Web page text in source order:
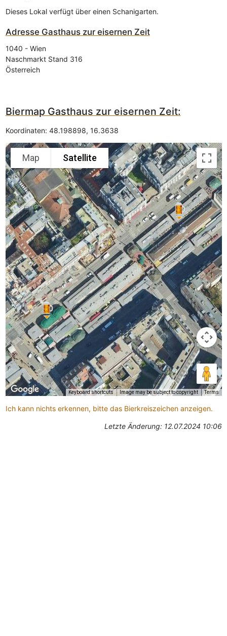
Dieses Lokal verfügt über einen Schanigarten.
Adresse Gasthaus zur eisernen Zeit
1040 - Wien
Naschmarkt Stand 316
Österreich
Biermap Gasthaus zur eisernen Zeit:
Koordinaten: 48.198898, 16.3638
Map Satellite
Keyboard shortcuts Image may be subject to copyright Terms
Ich kann nichts erkennen, bitte das Bierkreiszeichen anzeigen.
Letzte Änderung: 12.07.2024 10:06